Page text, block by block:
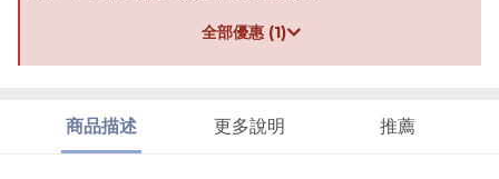
全部優惠 (1)
商品描述 更多說明 推薦